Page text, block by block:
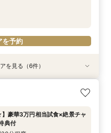
を予約
ー】庭園*本格神前式×絶景披
へ！90分クイック相談会】会
り相談
加】スマホでOK◎オンライン
〜
フェア】全員が楽しめる挙式×
きな方必見】上野愛溢れる絶
気NO１】結婚式丸わかり安心
を見る（6件）
豪華3万円相当試食×絶景チャ
典付